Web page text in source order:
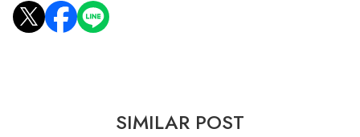
SIMILAR POST